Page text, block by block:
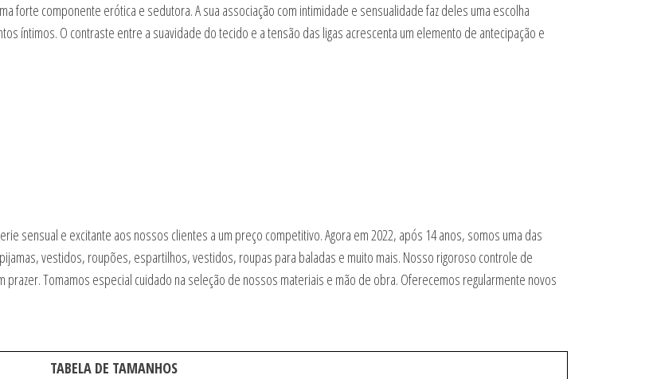
forte componente erótica e sedutora. A sua associação com intimidade e sensualidade faz deles uma escolha
íntimos. O contraste entre a suavidade do tecido e a tensão das ligas acrescenta um elemento de antecipação e
sensual e excitante aos nossos clientes a um preço competitivo. Agora em 2022, após 14 anos, somos uma das
vestidos, roupões, espartilhos, vestidos, roupas para baladas e muito mais. Nosso rigoroso controle de
Tomamos especial cuidado na seleção de nossos materiais e mão de obra. Oferecemos regularmente novos
TABELA DE TAMANHOS